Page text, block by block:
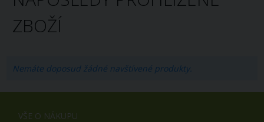
ZBOŽÍ
Nemáte doposud žádné navštívené produkty.
VŠE O NÁKUPU